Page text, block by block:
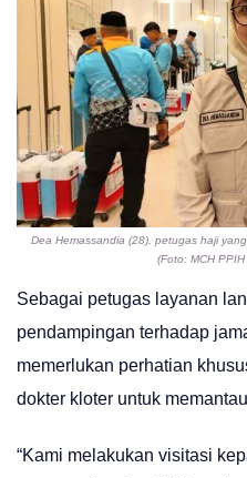
Dea Hemassandia (28), petugas haji
(Foto: MCH
Sebagai petugas layanan
pendampingan terhadap
memerlukan perhatian
dokter kloter untuk
“Kami melakukan visitasi